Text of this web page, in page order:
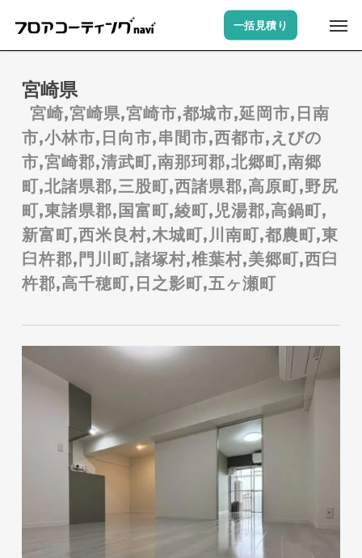
main
一括見積り
宮崎県
宮崎,宮崎県,宮崎市,都城市,延岡市,日南
市,小林市,日向市,串間市,西都市,えびの
市,宮崎郡,清武町,南那珂郡,北郷町,南郷
町,北諸県郡,三股町,西諸県郡,高原町,野尻
町,東諸県郡,国富町,綾町,児湯郡,高鍋町,
新富町,西米良村,木城町,川南町,都農町,東
臼杵郡,門川町,諸塚村,椎葉村,美郷町,西臼
杵郡,高千穂町,日之影町,五ヶ瀬町